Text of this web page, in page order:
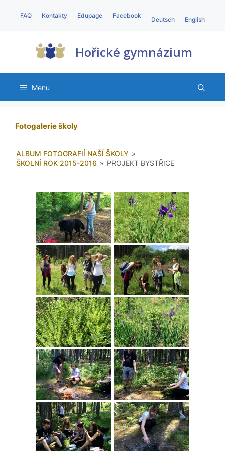
FAQ Kontakty Edupage Facebook
Deutsch English
Hořické gymnázium
Menu
Fotogalerie školy
ALBUM FOTOGRAFIÍ NAŠÍ ŠKOLY »
ŠKOLNÍ ROK 2015-2016 » PROJEKT BYSTŘICE